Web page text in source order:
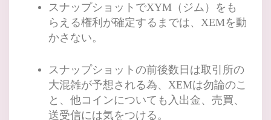
スナップショットでXYM（ジム）をも
らえる権利が確定するまでは、XEMを動
かさない。
スナップショットの前後数日は取引所の
大混雑が予想される為、XEMは勿論のこ
と、他コインについても入出金、売買、
送受信には気をつける。